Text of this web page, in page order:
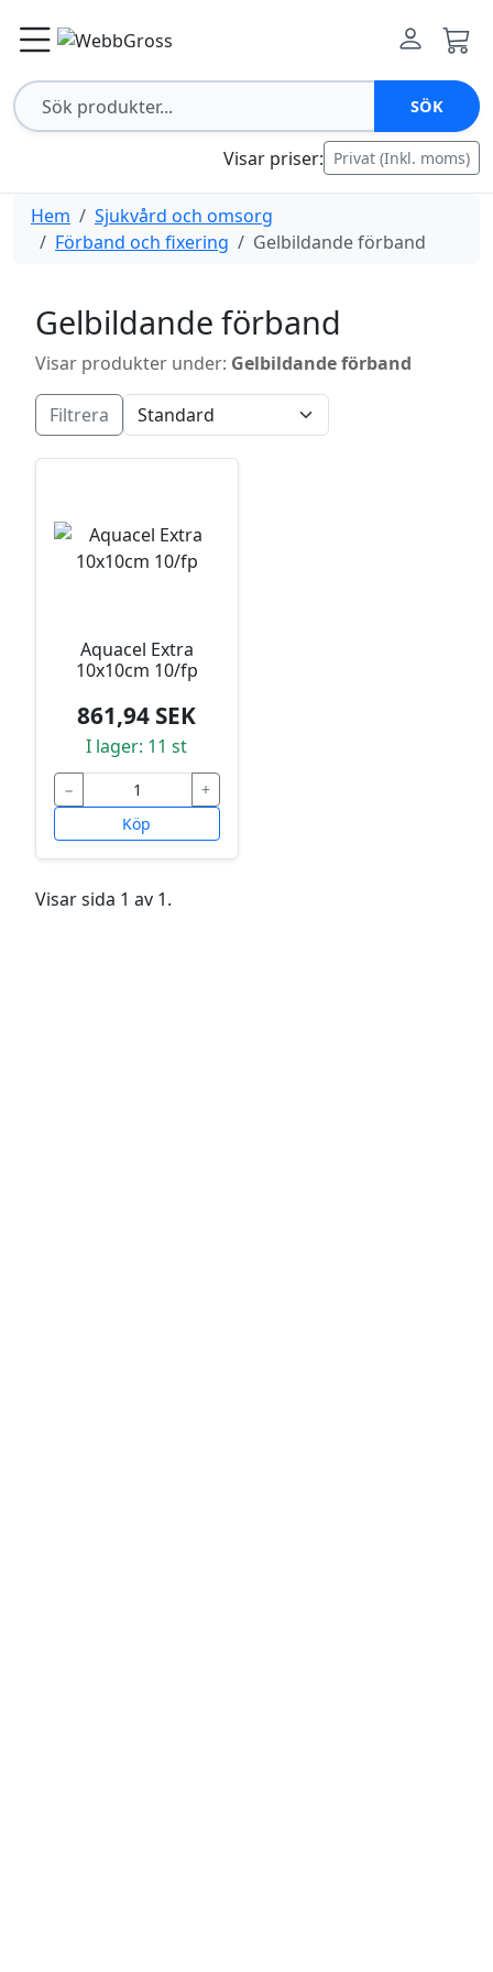
SÖK
Visar priser: Privat (Inkl. moms)
Hem
Sjukvård och omsorg
Förband och fixering
Gelbildande förband
Gelbildande förband
Visar produkter under: Gelbildande förband
Filtrera
Aquacel Extra
10x10cm 10/fp
861,94 SEK
I lager: 11 st
−
+
Köp
Visar sida 1 av 1.